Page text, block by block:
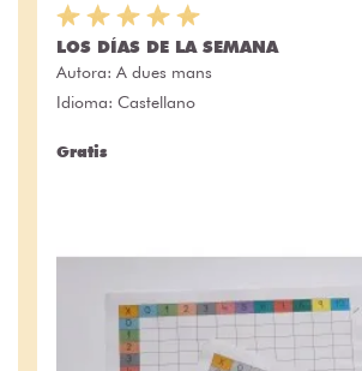
LOS DÍAS DE LA SEMANA
Autora: A dues mans
Idioma: Castellano
Gratis